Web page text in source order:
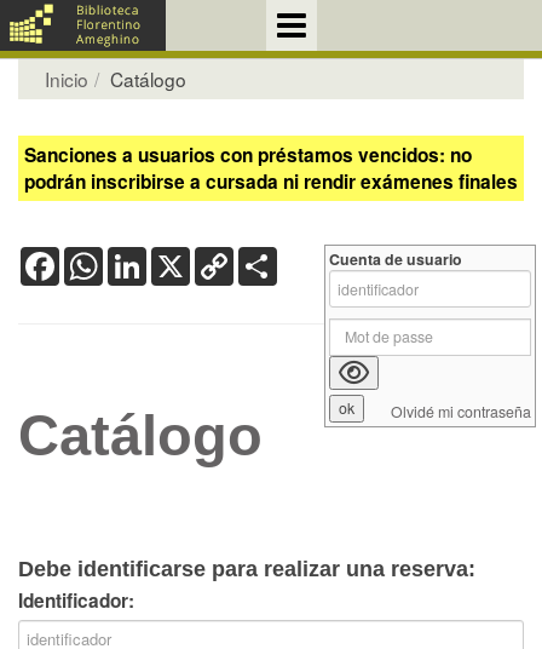
Inicio Catálogo
Sanciones a usuarios con préstamos vencidos: no
podrán inscribirse a cursada ni rendir exámenes finales
FacebookWhatsApp
LinkedIn
X Copy
Link
Catálogo
Debe identificarse para realizar una reserva:
Identificador:
Cuenta de usuario
Olvidé mi contraseña